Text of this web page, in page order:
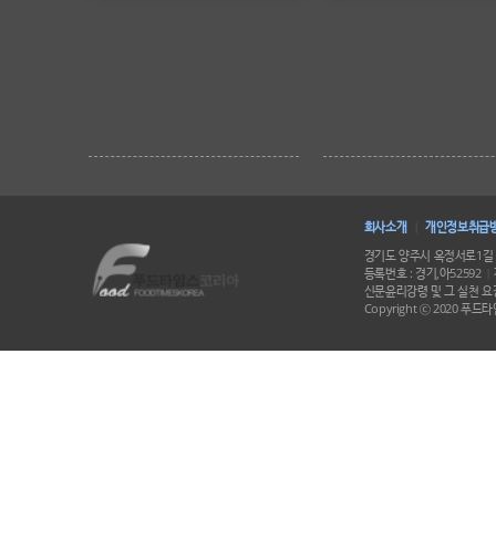
회사소개
개인정보취급
경기도 양주시 옥정서로1
등록번호 : 경기,아52592
신문윤리강령 및 그 실천
Copyright ⓒ 2020 푸드타